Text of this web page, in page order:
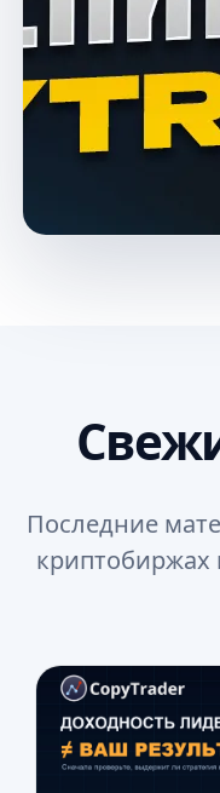
Последние
криптобиржах